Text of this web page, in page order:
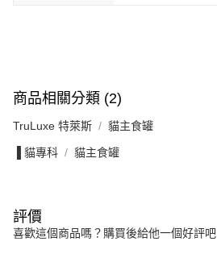
商品相關分類 (2)
TruLuxe 特萊斯 貓主食罐
▐ 貓專科 貓主食罐
評價
喜歡這個商品嗎？購買後給他一個好評吧